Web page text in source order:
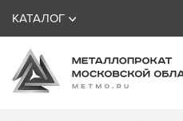
КАТАЛОГ